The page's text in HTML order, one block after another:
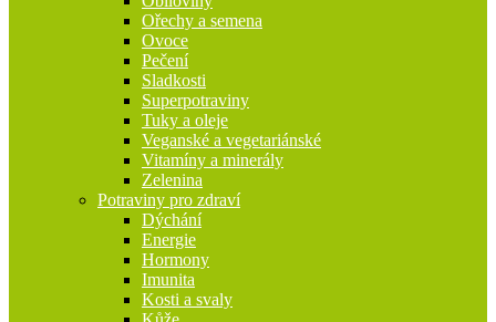
Ořechy a semena
Ovoce
Pečení
Sladkosti
Superpotraviny
Tuky a oleje
Veganské a vegetariánské
Vitamíny a minerály
Zelenina
Potraviny pro zdraví
Dýchání
Energie
Hormony
Imunita
Kosti a svaly